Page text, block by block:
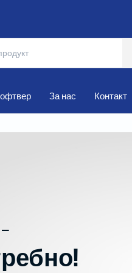
За нас Контакт